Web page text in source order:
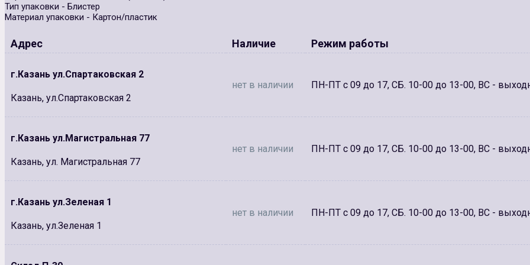
Тип упаковки - Блистер
Материал упаковки - Картон/пластик
Адрес Наличие Режим работы
г.Казань ул.Спартаковская 2
Казань, ул.Спартаковская 2
нет в наличии ПН-ПТ с 09 до 17, СБ. 10-00 до 13-00, ВС -
г.Казань ул.Магистральная 77
Казань, ул. Магистральная 77
нет в наличии ПН-ПТ с 09 до 17, СБ. 10-00 до 13-00, ВС -
г.Казань ул.Зеленая 1
Казань, ул.Зеленая 1
нет в наличии ПН-ПТ с 09 до 17, СБ. 10-00 до 13-00, ВС -